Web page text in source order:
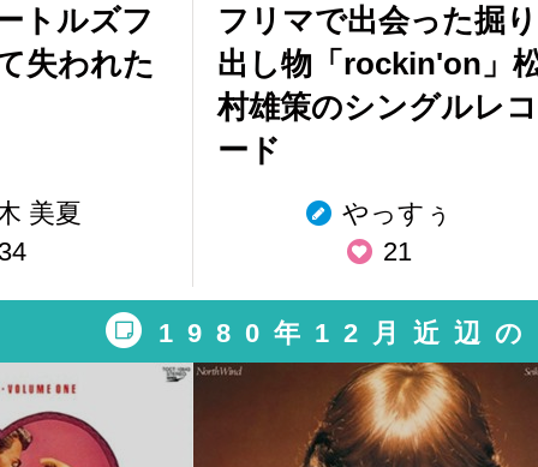
トルズフ
失われた
美夏
フリマで出会った掘り
出し物「rockin'on」
村雄策のシングルレコ
ード
やっすぅ
21
1980年12月近辺の